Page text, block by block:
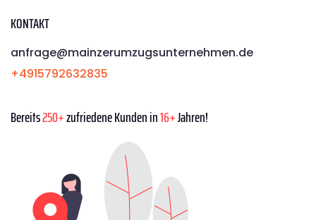
KONTAKT
anfrage@mainzerumzugsunternehmen.de
+4915792632835
Bereits250+zufriedene Kunden in16+Jahren!